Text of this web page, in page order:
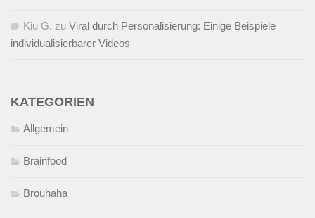
Kiu G. zu Viral durch Personalisierung: Einige Beispiele
individualisierbarer Videos
KATEGORIEN
Allgemein
Brainfood
Brouhaha